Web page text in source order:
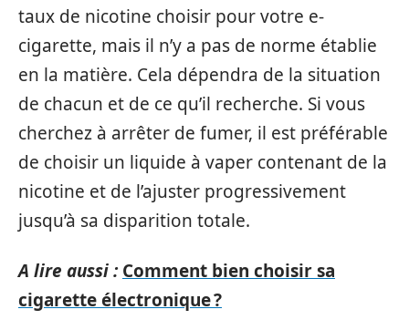
taux de nicotine choisir pour votre e-
cigarette, mais il n’y a pas de norme établie
en la matière. Cela dépendra de la situation
de chacun et de ce qu’il recherche. Si vous
cherchez à arrêter de fumer, il est préférable
de choisir un liquide à vaper contenant de la
nicotine et de l’ajuster progressivement
jusqu’à sa disparition totale.
A lire aussi : Comment bien choisir sa
cigarette électronique ?